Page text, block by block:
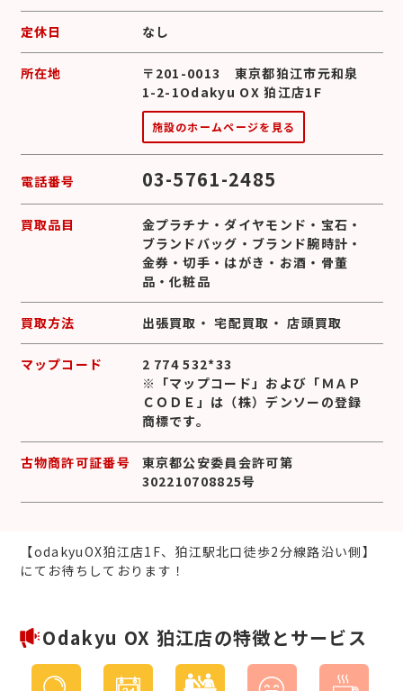
定休日 なし
所在地
〒201-0013 東京都狛江市元和泉
1-2-1Odakyu OX 狛江店1F
施設のホームページを見る
電話番号 03-5761-2485
買取品目 金プラチナ ・ダイヤモンド ・ 宝石 ・
ブランドバッグ ・ ブランド腕時計 ・
金券 ・切手 ・ はがき ・ お酒 ・ 骨董
品 ・化粧品
買取方法 出張買取 ・宅配買取 ・店頭買取
マップコード
2 774 532*33
※「マップコード」および「ＭＡＰ
ＣＯＤＥ」は（株）デンソーの登録
商標です。
古物商許可証番号
東京都公安委員会許可第
302210708825号
【odakyuOX狛江店1F、狛江駅北口徒歩2分線路沿い側】
にてお待ちしております！
Odakyu OX 狛江店の特徴とサービス